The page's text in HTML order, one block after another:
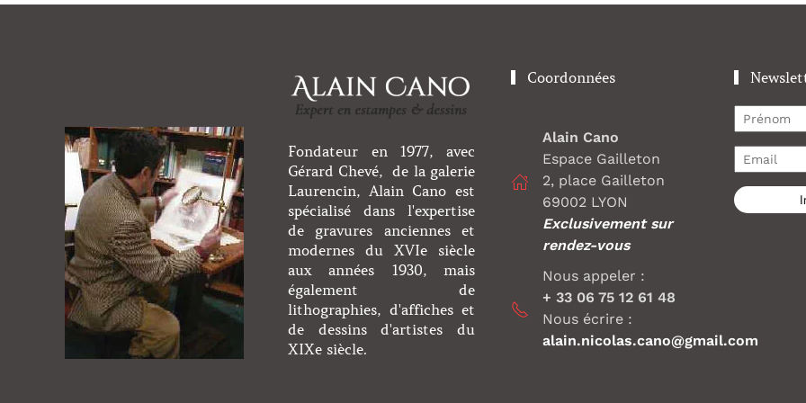
Fondateur en 1977, avec
Gérard Chevé, de la galerie
Laurencin, Alain Cano est
spécialisé dans l'expertise
de gravures anciennes et
modernes du XVIe siècle
aux années 1930, mais
également de
lithographies, d'affiches et
de dessins d'artistes du
XIXe siècle.
Coordonnées
Alain Cano
Espace Gailleton
2, place Gailleton
69002 LYON
Exclusivement sur
rendez-vous
Nous appeler :
+ 33 06 75 12 61 48
Nous écrire :
alain.nicolas.cano@gmail.com